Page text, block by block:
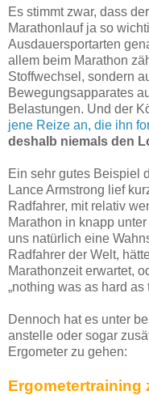
Es stimmt zwar, dass
Marathonlauf ja so
Ausdauersportarten
allem beim Marathon
Stoffwechsel, sondern
Bewegungsapparates
Belastungen. Und der
jene Reize an, die ihn
deshalb niemals den
Ein sehr gutes Beispiel
Lance Armstrong lief
Radfahrer, mit relativ
Marathon in knapp
uns natürlich eine
Radfahrer der Welt,
Marathonzeit erwartet,
„nothing was as hard as
Dennoch hat es unter
anstelle oder sogar
Ergometer zu gehen:
Ergometertraining